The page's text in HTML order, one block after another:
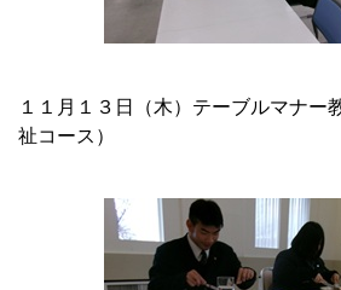
１１月１３日（木）テーブルマナー
祉コース）